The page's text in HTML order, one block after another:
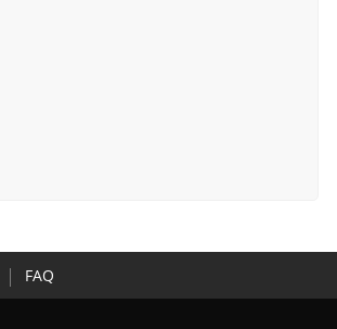
FAQ